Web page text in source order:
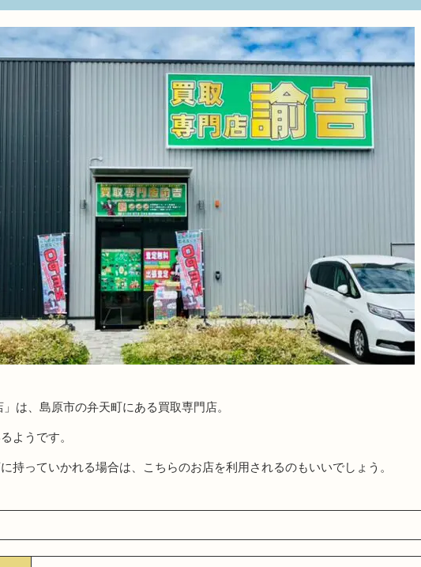
は、島原市の弁天町にある買取専門店。
ようです。
持っていかれる場合は、こちらのお店を利用されるのもいいでしょう。